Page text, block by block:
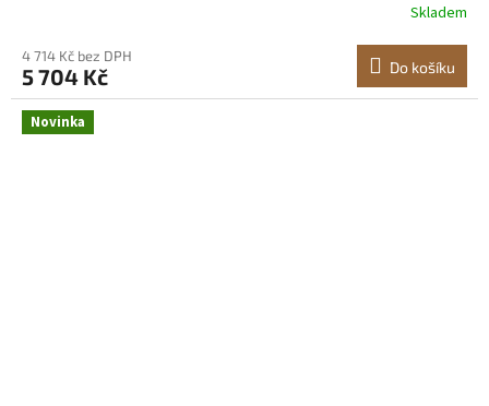
plechem z uhlíkové oceli, volně stojící venkovní dělicí
stěna pro zahradu, vnitřní použití<br/
Skladem
4 714 Kč bez DPH
5 704 Kč Do košíku
Novinka